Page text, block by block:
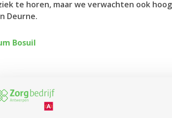
te horen, maar we verwachten ook
Deurne.
Bosuil